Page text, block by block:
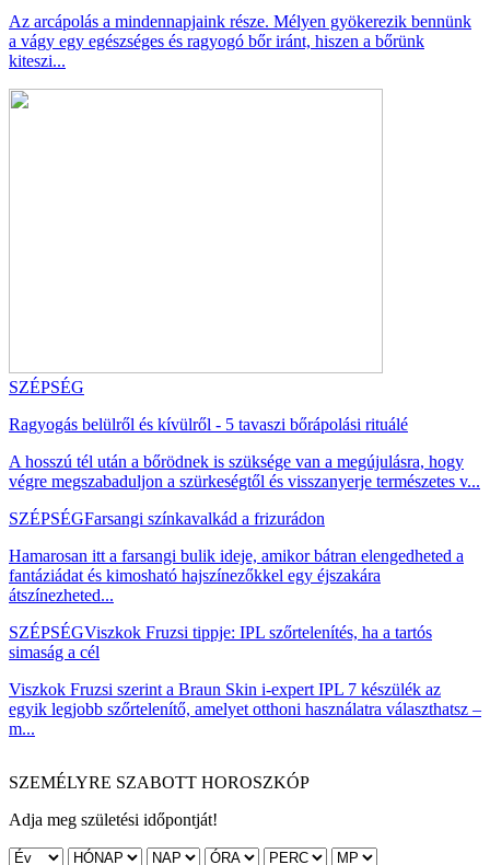
Az arcápolás a mindennapjaink része. Mélyen gyökerezik bennünk
a vágy egy egészséges és ragyogó bőr iránt, hiszen a bőrünk
kiteszi...
SZÉPSÉG
Ragyogás belülről és kívülről - 5 tavaszi bőrápolási rituálé
A hosszú tél után a bőrödnek is szüksége van a megújulásra, hogy
végre megszabaduljon a szürkeségtől és visszanyerje természetes v...
SZÉPSÉGFarsangi színkavalkád a frizurádon
Hamarosan itt a farsangi bulik ideje, amikor bátran elengedheted a
fantáziádat és kimosható hajszínezőkkel egy éjszakára
átszínezheted...
SZÉPSÉGViszkok Fruzsi tippje: IPL szőrtelenítés, ha a tartós
simaság a cél
Viszkok Fruzsi szerint a Braun Skin i-expert IPL 7 készülék az
egyik legjobb szőrtelenítő, amelyet otthoni használatra választhatsz –
m...
SZEMÉLYRE SZABOTT HOROSZKÓP
Adja meg születési időpontját!